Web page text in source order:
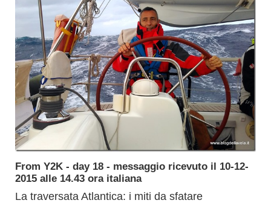
From Y2K - day 18 - messaggio ricevuto il 10-12-
2015 alle 14.43 ora italiana
La traversata Atlantica: i miti da sfatare